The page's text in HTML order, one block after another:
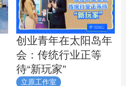
创业青年在太阳岛年
会：传统行业正等
待“新玩家”
立原工作室